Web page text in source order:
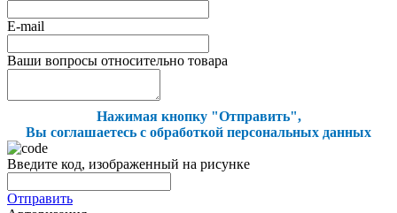
E-mail
Ваши вопросы относительно товара
Нажимая кнопку "Отправить",
Вы соглашаетесь с обработкой персональных данных
Введите код, изображенный на рисунке
Отправить